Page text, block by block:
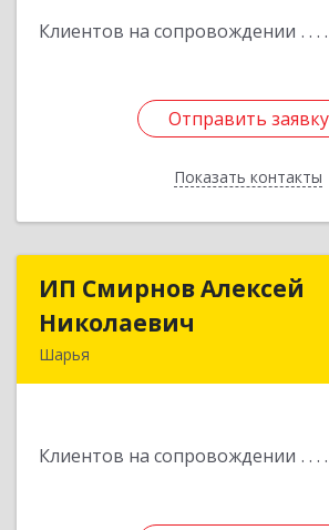
Клиентов на сопровождении
Отправить заявку
Показать контакты
Отправить заявку
Назад
ИП Смирнов Алексей
Николаевич
Шарья
Клиентов на сопровождении
ИП